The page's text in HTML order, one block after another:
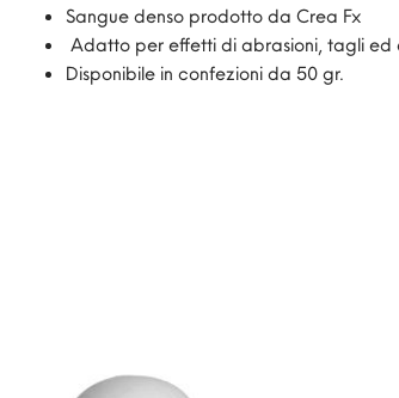
Sangue denso prodotto da Crea Fx
Adatto per effetti di abrasioni, tagli ed
Disponibile in confezioni da 50 gr.